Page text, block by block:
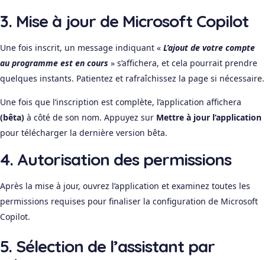
3. Mise à jour de Microsoft Copilot
Une fois inscrit, un message indiquant « L’ajout de votre compte
au programme est en cours » s’affichera, et cela pourrait prendre
quelques instants. Patientez et rafraîchissez la page si nécessaire.
Une fois que l’inscription est complète, l’application affichera
(bêta) à côté de son nom. Appuyez sur Mettre à jour l’application
pour télécharger la dernière version bêta.
4. Autorisation des permissions
Après la mise à jour, ouvrez l’application et examinez toutes les
permissions requises pour finaliser la configuration de Microsoft
Copilot.
5. Sélection de l’assistant par